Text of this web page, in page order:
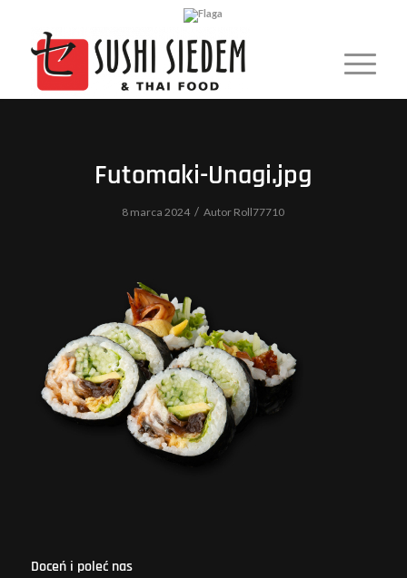
Futomaki-Unagi.jpg
8 marca 2024 / Autor Roll77710
Doceń i poleć nas